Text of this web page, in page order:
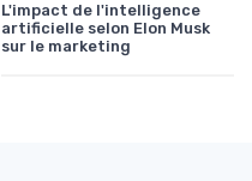
L'impact de l'intelligence
artificielle selon Elon Musk
sur le marketing